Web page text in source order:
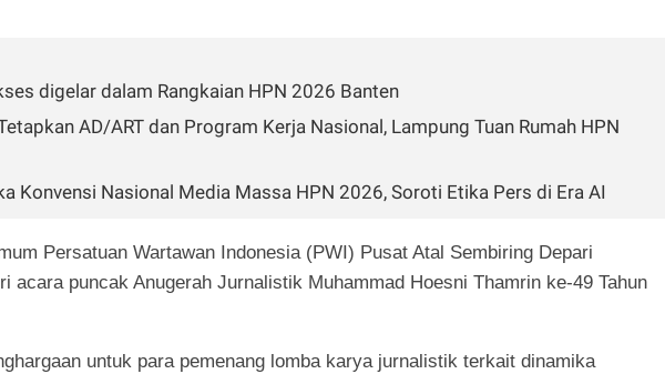
digelar dalam Rangkaian HPN 2026 Banten
AD/ART dan Program Kerja Nasional, Lampung Tuan Rumah HPN
Konvensi Nasional Media Massa HPN 2026, Soroti Etika Pers di Era AI
Persatuan Wartawan Indonesia (PWI) Pusat Atal Sembiring Depari
acara puncak Anugerah Jurnalistik Muhammad Hoesni Thamrin ke-49 Tahun
untuk para pemenang lomba karya jurnalistik terkait dinamika